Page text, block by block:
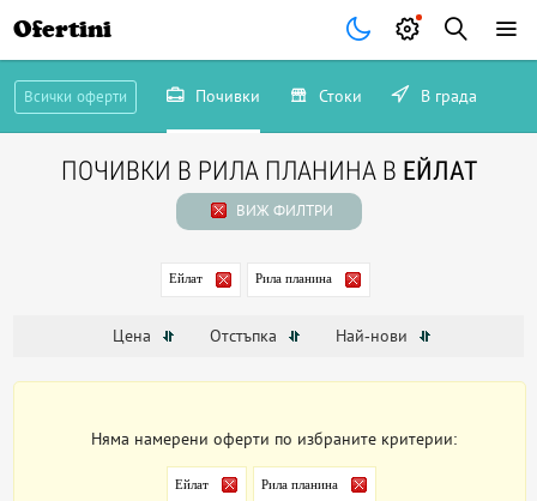
Ofertini
Всички оферти Почивки Стоки В града
ПОЧИВКИ В РИЛА ПЛАНИНА В ЕЙЛАТ
ВИЖ ФИЛТРИ
Ейлат Рила планина
Цена Отстъпка Най-нови
Няма намерени оферти по избраните критерии:
Ейлат Рила планина